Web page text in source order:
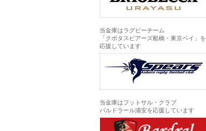
当金庫はラグビーチーム
「クボタスピアーズ船橋・東京ベイ」を
応援しています
当金庫はフットサル・クラブ
バルドラール浦安を応援しています